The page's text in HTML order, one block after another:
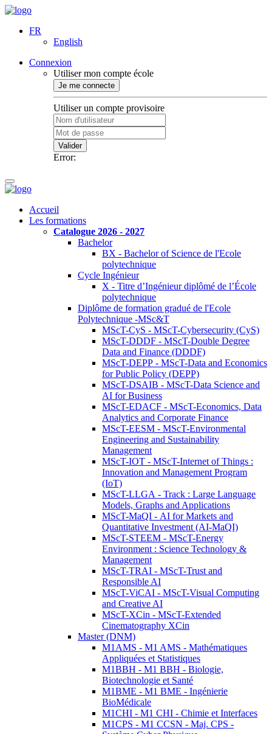
FR
English
Connexion
Utiliser mon compte école
Je me connecte
Utiliser un compte provisoire
Valider
Error:
Accueil
Les formations
Catalogue 2026 - 2027
Bachelor
BX - Bachelor of Science de l'Ecole
polytechnique
Cycle Ingénieur
X - Titre d’Ingénieur diplômé de l’École
polytechnique
Diplôme de formation gradué de l'Ecole
Polytechnique -MSc&T
MScT-CyS - MScT-Cybersecurity (CyS)
MScT-DDDF - MScT-Double Degree
Data and Finance (DDDF)
MScT-DEPP - MScT-Data and Economics
for Public Policy (DEPP)
MScT-DSAIB - MScT-Data Science and
AI for Business
MScT-EDACF - MScT-Economics, Data
Analytics and Corporate Finance
MScT-EESM - MScT-Environmental
Engineering and Sustainability
Management
MScT-IOT - MScT-Internet of Things :
Innovation and Management Program
(IoT)
MScT-LLGA - Track : Large Language
Models, Graphs and Applications
MScT-MaQI - AI for Markets and
Quantitative Investment (AI-MaQI)
MScT-STEEM - MScT-Energy
Environment : Science Technology &
Management
MScT-TRAI - MScT-Trust and
Responsible AI
MScT-ViCAI - MScT-Visual Computing
and Creative AI
MScT-XCin - MScT-Extended
Cinematography XCin
Master (DNM)
M1AMS - M1 AMS - Mathématiques
Appliquées et Statistiques
M1BBH - M1 BBH - Biologie,
Biotechnologie et Santé
M1BME - M1 BME - Ingénierie
BioMédicale
M1CHI - M1 CHI - Chimie et Interfaces
M1CPS - M1 CCSN - Maj. CPS -